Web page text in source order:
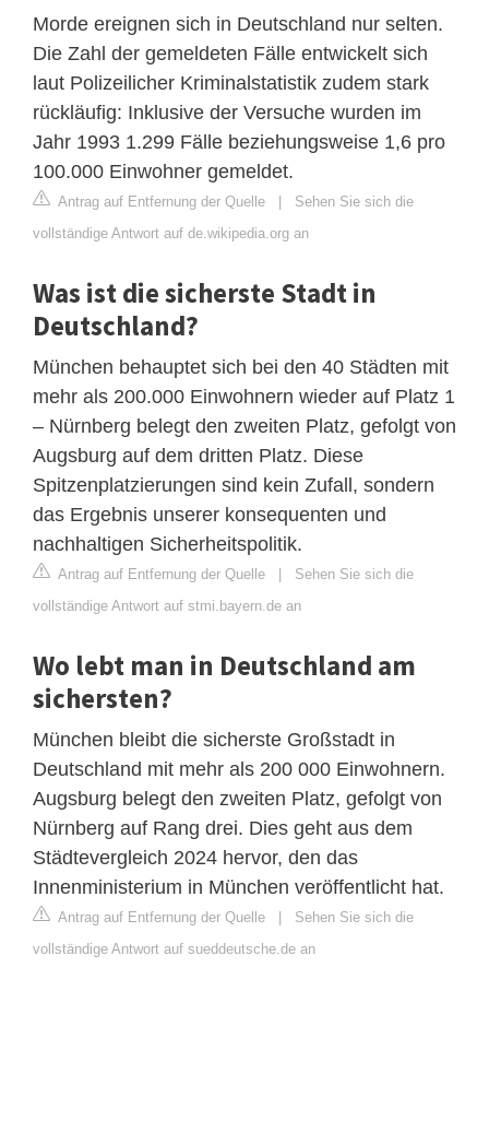
Morde ereignen sich in Deutschland nur selten.
Die Zahl der gemeldeten Fälle entwickelt sich
laut Polizeilicher Kriminalstatistik zudem stark
rückläufig: Inklusive der Versuche wurden im
Jahr 1993 1.299 Fälle beziehungsweise 1,6 pro
100.000 Einwohner gemeldet.
Antrag auf Entfernung der Quelle | Sehen Sie sich die
vollständige Antwort auf de.wikipedia.org an
Was ist die sicherste Stadt in
Deutschland?
München behauptet sich bei den 40 Städten mit
mehr als 200.000 Einwohnern wieder auf Platz 1
– Nürnberg belegt den zweiten Platz, gefolgt von
Augsburg auf dem dritten Platz. Diese
Spitzenplatzierungen sind kein Zufall, sondern
das Ergebnis unserer konsequenten und
nachhaltigen Sicherheitspolitik.
Antrag auf Entfernung der Quelle | Sehen Sie sich die
vollständige Antwort auf stmi.bayern.de an
Wo lebt man in Deutschland am
sichersten?
München bleibt die sicherste Großstadt in
Deutschland mit mehr als 200 000 Einwohnern.
Augsburg belegt den zweiten Platz, gefolgt von
Nürnberg auf Rang drei. Dies geht aus dem
Städtevergleich 2024 hervor, den das
Innenministerium in München veröffentlicht hat.
Antrag auf Entfernung der Quelle | Sehen Sie sich die
vollständige Antwort auf sueddeutsche.de an